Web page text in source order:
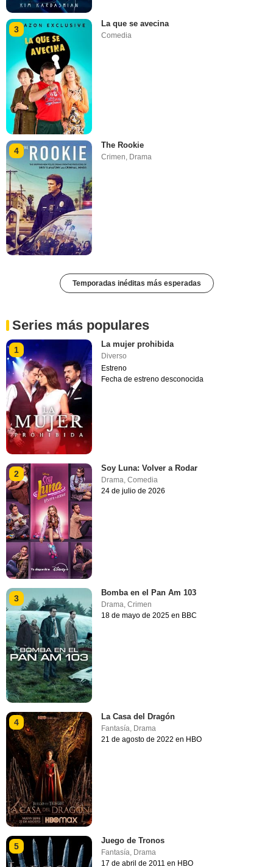
3
La que se avecina
Comedia
4
The Rookie
Crimen Drama
Temporadas inéditas más esperadas
Series más populares
1
La mujer prohibida
Diverso
Estreno
Fecha de estreno desconocida
2
Soy Luna: Volver a Rodar
Drama,Comedia
24 de julio de 2026
3
Bomba en el Pan Am 103
Drama ,Crimen
18 de mayo de 2025 en BBC
4
La Casa del Dragón
Fantasía, Drama
21 de agosto de 2022 en HBO
5
Juego de Tronos
Fantasía, Drama
17 de abril de 2011 en HBO